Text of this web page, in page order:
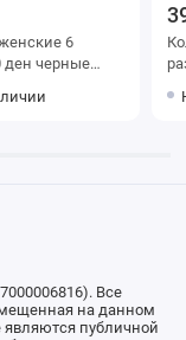
Все
на данном
публичной